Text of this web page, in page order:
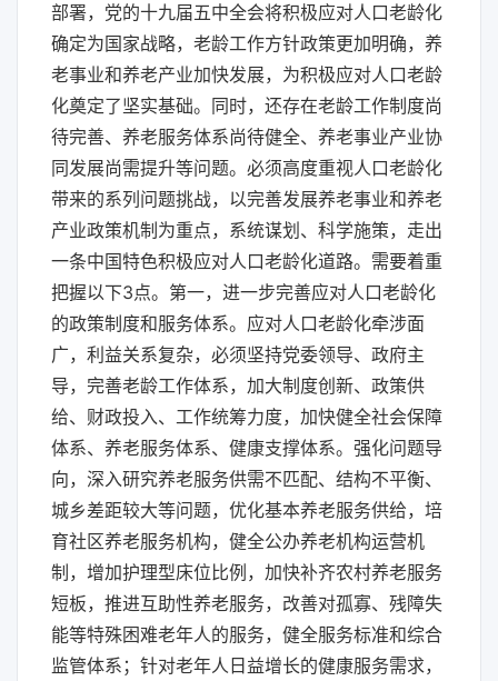
部署，党的十九届五中全会将积极应对人口老龄化
确定为国家战略，老龄工作方针政策更加明确，养
老事业和养老产业加快发展，为积极应对人口老龄
化奠定了坚实基础。同时，还存在老龄工作制度尚
待完善、养老服务体系尚待健全、养老事业产业协
同发展尚需提升等问题。必须高度重视人口老龄化
带来的系列问题挑战，以完善发展养老事业和养老
产业政策机制为重点，系统谋划、科学施策，走出
一条中国特色积极应对人口老龄化道路。需要着重
把握以下3点。第一，进一步完善应对人口老龄化
的政策制度和服务体系。应对人口老龄化牵涉面
广，利益关系复杂，必须坚持党委领导、政府主
导，完善老龄工作体系，加大制度创新、政策供
给、财政投入、工作统筹力度，加快健全社会保障
体系、养老服务体系、健康支撑体系。强化问题导
向，深入研究养老服务供需不匹配、结构不平衡、
城乡差距较大等问题，优化基本养老服务供给，培
育社区养老服务机构，健全公办养老机构运营机
制，增加护理型床位比例，加快补齐农村养老服务
短板，推进互助性养老服务，改善对孤寡、残障失
能等特殊困难老年人的服务，健全服务标准和综合
监管体系；针对老年人日益增长的健康服务需求，